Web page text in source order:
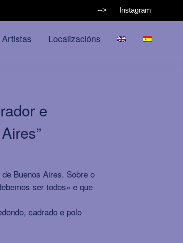
--> Instagram
Artistas Localizacións
e
Buenos Aires. Sobre o
ser todos» e que
cadrado e polo